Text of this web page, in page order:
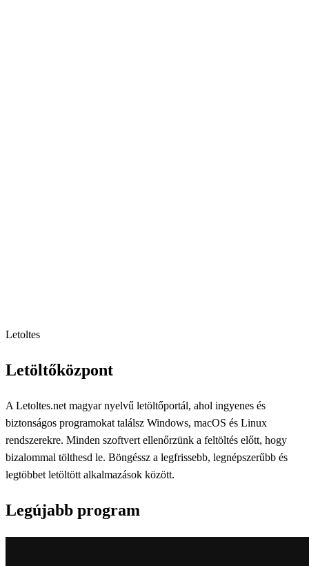
Letoltes
Letöltőközpont
A Letoltes.net magyar nyelvű letöltőportál, ahol ingyenes és
biztonságos programokat találsz Windows, macOS és Linux
rendszerekre. Minden szoftvert ellenőrzünk a feltöltés előtt, hogy
bizalommal tölthesd le. Böngéssz a legfrissebb, legnépszerűbb és
legtöbbet letöltött alkalmazások között.
Legújabb program